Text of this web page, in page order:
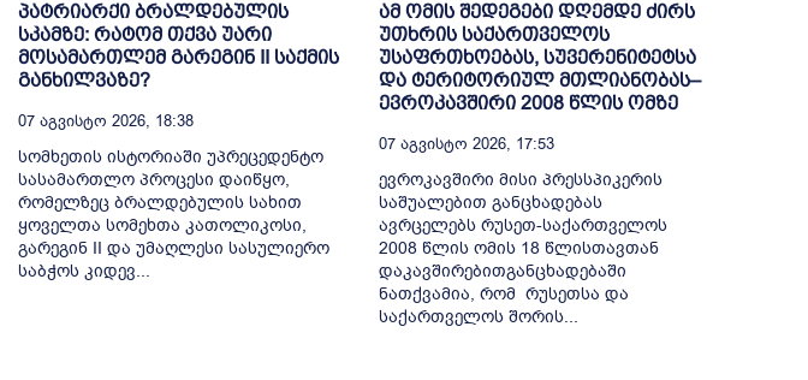
პატრიარქი ბრალდებულის
სკამზე: რატომ თქვა უარი
მოსამართლემ გარეგინ II საქმის
განხილვაზე?
07 Აგვისტო 2026, 18:38
სომხეთის ისტორიაში უპრეცედენტო
სასამართლო პროცესი დაიწყო,
რომელზეც ბრალდებულის სახით
ყოველთა სომეხთა კათოლიკოსი,
გარეგინ II და უმაღლესი სასულიერო
საბჭოს კიდევ...
ამ ომის შედეგები დღემდე ძირს
უთხრის საქართველოს
უსაფრთხოებას, სუვერენიტეტსა
და ტერიტორიულ მთლიანობას–
ევროკავშირი 2008 წლის ომზე
07 Აგვისტო 2026, 17:53
ევროკავშირი მისი პრესსპიკერის
საშუალებით განცხადებას
ავრცელებს რუსეთ-საქართველოს
2008 წლის ომის 18 წლისთავთან
დაკავშირებითგანცხადებაში
ნათქვამია, რომ რუსეთსა და
საქართველოს შორის...